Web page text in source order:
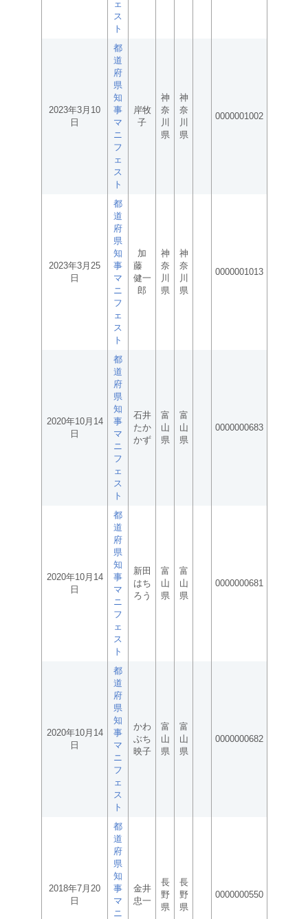
ェ
ス
ト
2023年3月10
日
都
道
府
県
知
事
マ
ニ
フ
ェ
ス
ト
岸牧
子
神
奈
川
県
神
奈
川
県
0000001002
2023年3月25
日
都
道
府
県
知
事
マ
ニ
フ
ェ
ス
ト
加
藤
健一
郎
神
奈
川
県
神
奈
川
県
0000001013
2020年10月14
日
都
道
府
県
知
事
マ
ニ
フ
ェ
ス
ト
石井
たか
かず
富
山
県
富
山
県
0000000683
2020年10月14
日
都
道
府
県
知
事
マ
ニ
フ
ェ
ス
ト
新田
はち
ろう
富
山
県
富
山
県
0000000681
2020年10月14
日
都
道
府
県
知
事
マ
ニ
フ
ェ
ス
ト
かわ
ぶち
映子
富
山
県
富
山
県
0000000682
2018年7月20
日
都
道
府
県
知
事
マ
ニ
金井
忠一
長
野
県
長
野
県
0000000550